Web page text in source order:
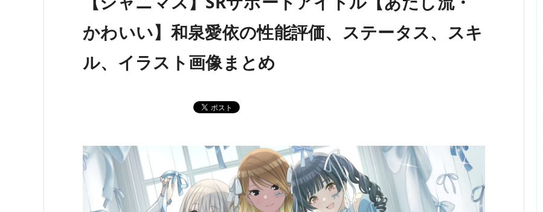
かわいい】和泉愛依の性能評価、ステータス、スキ
ル、イラスト画像まとめ